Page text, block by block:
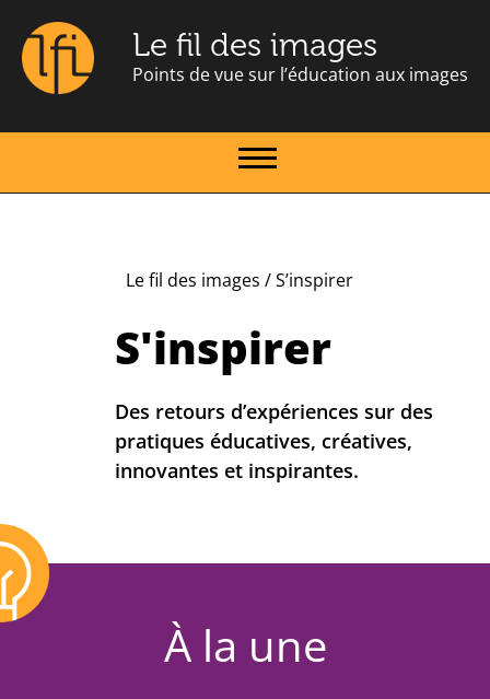
Le fil des images
Points de vue sur l’éducation aux images
Le fil des images /S’inspirer
S'inspirer
Des retours d’expériences sur des
pratiques éducatives, créatives,
innovantes et inspirantes.
À la une